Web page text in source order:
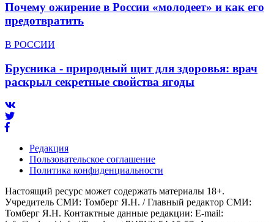
Почему ожирение в России «молодеет» и как его
предотвратить
В РОССИИ
Брусника - природный щит для здоровья: врач
раскрыл секретные свойства ягоды
Редакция
Пользовательское соглашение
Политика конфиденциальности
Настоящий ресурс может содержать материалы 18+.
Учредитель СМИ: Томберг Я.Н. / Главный редактор СМИ:
Томберг Я.Н. Контактные данные редакции: E-mail: